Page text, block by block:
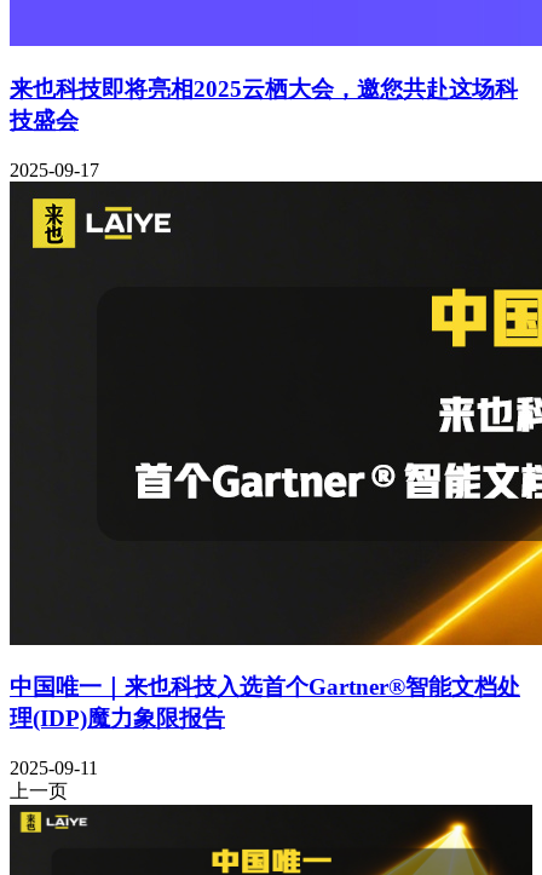
来也科技即将亮相2025云栖大会，邀您共赴这场科
技盛会
2025-09-17
中国唯一｜来也科技入选首个Gartner®智能文档处
理(IDP)魔力象限报告
2025-09-11
上一页